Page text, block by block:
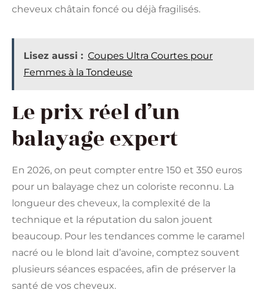
cheveux châtain foncé ou déjà fragilisés.
Lisez aussi : Coupes Ultra Courtes pour
Femmes à la Tondeuse
Le prix réel d’un
balayage expert
En 2026, on peut compter entre 150 et 350 euros
pour un balayage chez un coloriste reconnu. La
longueur des cheveux, la complexité de la
technique et la réputation du salon jouent
beaucoup. Pour les tendances comme le caramel
nacré ou le blond lait d’avoine, comptez souvent
plusieurs séances espacées, afin de préserver la
santé de vos cheveux.